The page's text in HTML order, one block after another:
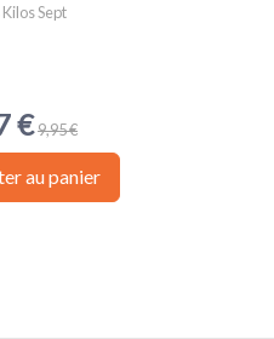
Sept
€9,95 €
au panier